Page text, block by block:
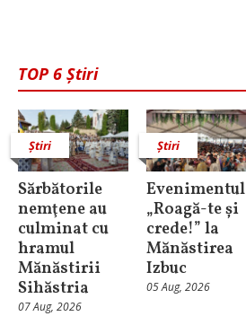
TOP 6 Știri
Știri
Sărbătorile
nemţene au
culminat cu
hramul
Mănăstirii
Sihăstria
07 Aug, 2026
Știri
Evenimentul
„Roagă-te și
crede!” la
Mănăstirea
Izbuc
05 Aug, 2026